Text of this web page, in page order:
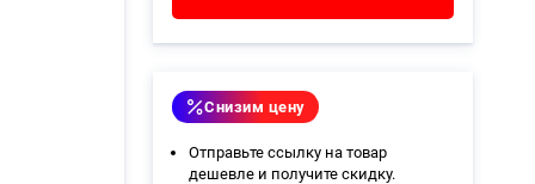
Снизим цену
Отправьте ссылку на товар
дешевле и получите скидку.